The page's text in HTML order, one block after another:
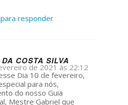
responder
COSTA SILVA
de 2021 às 22:12
Dia 10 de fevereiro,
para nós,
do nosso Guia
Mestre Gabriel que